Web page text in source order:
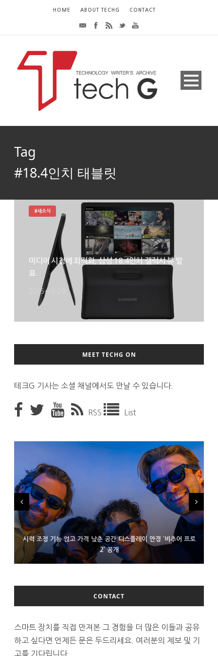
HOME ABOUT TECHG CONTACT
Tag
#18.4인치 태블릿
미디어 시청에 최적화, 삼성 18.4인치 갤럭시 뷰 발
표
2015-10-29
#새소식
MEET TECHG ON
테크G 기사는 소셜 채널에서도 만날 수 있습니다.
RSS List
시력 조정 기능 얹고 가격 낮춘 공간 디스플레이 안경 ‘비추어 프로
2’ 공개
D램 부족에 10억달러어치 아이폰18 프로세서 패키징 대기 중
300~400달러 반지형 스피커 준비하는 오픈AI
CONTACT
스마트 장치를 직접 만져본 그 경험을 더 많은 이들과 공유
하고 싶다면 언제든 문은 두드리세요. 여러분의 제보 및 기
고를 기다립니다.